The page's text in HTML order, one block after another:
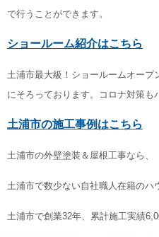
で行うことができます。
ショールーム紹介はこちら
土浦市最大級！ショールームオー
にそろっております。コロナ対策も
土浦市の施工事例はこちら
土浦市の外壁塗装＆屋根工事なら、
土浦市で数少ない自社職人在籍のハ
土浦市で創業32年、累計施工実績